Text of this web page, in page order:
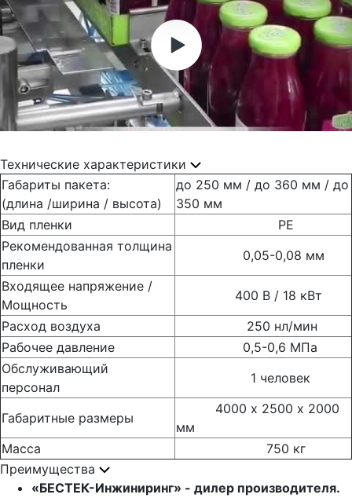
Технические характеристики
Габариты пакета:
(длина /ширина / высота)
до 250 мм / до 360 мм / до
350 мм
Вид пленки
РЕ
Рекомендованная толщина
пленки
0,05-0,08 мм
Входящее напряжение /
Мощность
400 В / 18 кВт
Расход воздуха
250 нл/мин
Рабочее давление
0,5-0,6 МПа
Обслуживающий
персонал
1 человек
Габаритные размеры
4000 х 2500 х 2000
мм
Масса
750 кг
Преимущества
«БЕСТЕК-Инжиниринг» - дилер производителя.